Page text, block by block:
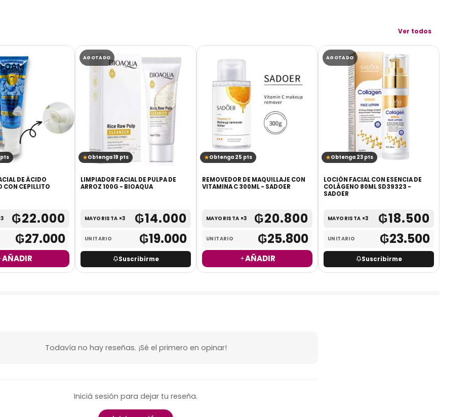
Ver todos
DE ÁCIDO
CON CEPILLITO
₲22.000
₲27.000
AÑADIR
AGOTADO
Obtenga 19 pts
LIMPIADOR FACIAL DE PULPA DE
ARROZ 100G - BIOAQUA
MAYORISTA ×3 ₲14.000
UNITARIO ₲19.000
Suscribirme
Obtenga 25 pts
REMOVEDOR DE MAQUILLAJE CON
VITAMINA C 300ML - SADOER
MAYORISTA ×3 ₲20.800
UNITARIO ₲25.800
AÑADIR
AGOTADO
Obtenga 23 pts
LOCIÓN FACIAL CON ESENCIA DE
COLÁGENO 80ML SD39323 -
SADOER
MAYORISTA ×3 ₲18.500
UNITARIO ₲23.500
Suscribirme
Todavía no hay reseñas. ¡Sé el primero en opinar!
Iniciá sesión para dejar tu reseña.